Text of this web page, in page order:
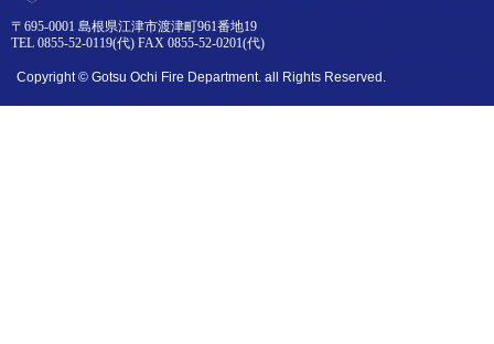
〒695-0001 島根県江津市渡津町961番地19
TEL 0855-52-0119(代) FAX 0855-52-0201(代)
Copyright © Gotsu Ochi Fire Department. all Rights Reserved.